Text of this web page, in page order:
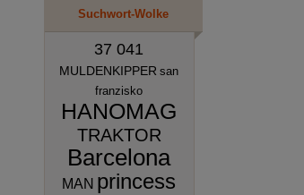
Suchwort-Wolke
37 041
MULDENKIPPER san
franzisko
HANOMAG
TRAKTOR
Barcelona
MAN princess